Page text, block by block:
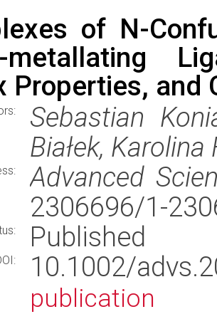
of N-
metallating
Properties, and
Sebastian
Białek,
Advanced
2306696/1-
Published
10.1002/
publication